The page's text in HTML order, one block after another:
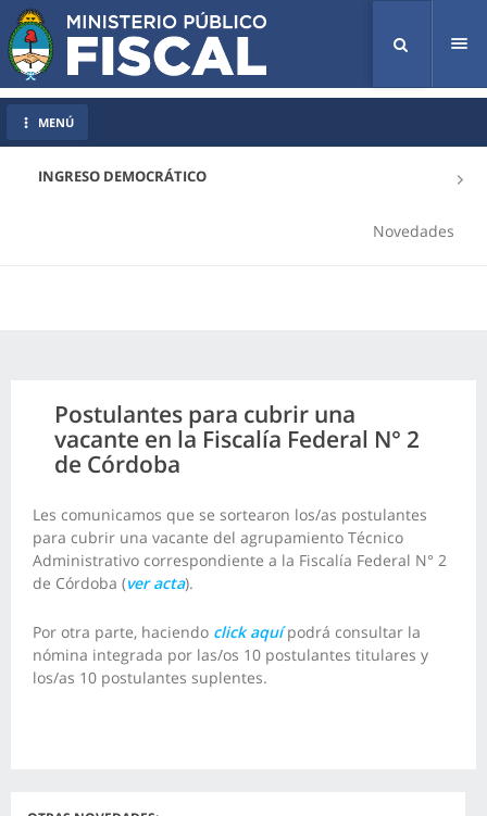
INGRESO DEMOCRÁTICO
Novedades
MENÚ
Postulantes para cubrir una
vacante en la Fiscalía Federal N° 2
de Córdoba
Les comunicamos que se sortearon los/as postulantes
para cubrir una vacante del agrupamiento Técnico
Administrativo correspondiente a la Fiscalía Federal N° 2
de Córdoba (ver acta).
Por otra parte, haciendo click aquí podrá consultar la
nómina integrada por las/os 10 postulantes titulares y
los/as 10 postulantes suplentes.